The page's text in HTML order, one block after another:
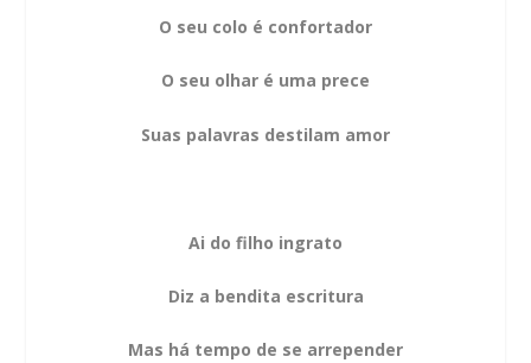
O seu colo é confortador
O seu olhar é uma prece
Suas palavras destilam amor
Ai do filho ingrato
Diz a bendita escritura
Mas há tempo de se arrepender